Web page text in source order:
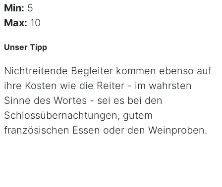
Min: 5
Max: 10
Unser Tipp
Nichtreitende Begleiter kommen ebenso auf
ihre Kosten wie die Reiter - im wahrsten
Sinne des Wortes - sei es bei den
Schlossübernachtungen, gutem
französischen Essen oder den Weinproben.